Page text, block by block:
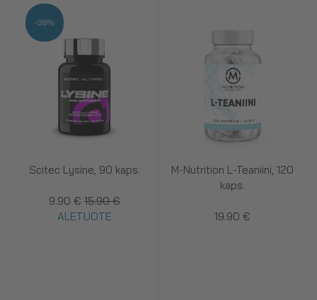
Scitec Lysine, 90 kaps.
9.90 € 15.90 €
ALETUOTE
-38%
M-Nutrition L-Teaniini, 120
kaps.
19.90 €